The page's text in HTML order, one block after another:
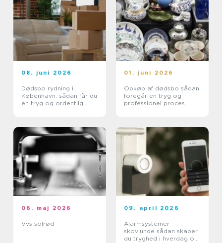
08. juni 2026
Dødsbo rydning i
København: sådan får du
en tryg og ordentlig
01. juni 2026
Opkøb af dødsbo sådan
foregår en tryg og
professionel proces
06. maj 2026
Vvs solrød
09. april 2026
Alarmsystemer
skovlunde sådan skaber
du tryghed i hverdag og